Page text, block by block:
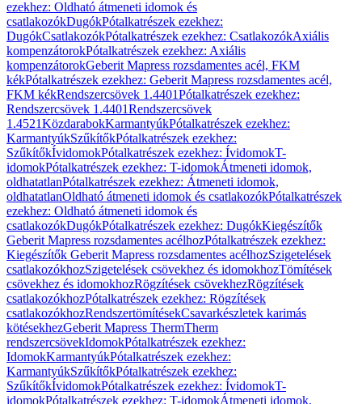
ezekhez: Oldható átmeneti idomok és
csatlakozókDugókPótalkatrészek ezekhez:
DugókCsatlakozókPótalkatrészek ezekhez: CsatlakozókAxiális
kompenzátorokPótalkatrészek ezekhez: Axiális
kompenzátorokGeberit Mapress rozsdamentes acél, FKM
kékPótalkatrészek ezekhez: Geberit Mapress rozsdamentes acél,
FKM kékRendszercsövek 1.4401Pótalkatrészek ezekhez:
Rendszercsövek 1.4401Rendszercsövek
1.4521KözdarabokKarmantyúkPótalkatrészek ezekhez:
KarmantyúkSzűkítőkPótalkatrészek ezekhez:
SzűkítőkÍvidomokPótalkatrészek ezekhez: ÍvidomokT-
idomokPótalkatrészek ezekhez: T-idomokÁtmeneti idomok,
oldhatatlanPótalkatrészek ezekhez: Átmeneti idomok,
oldhatatlanOldható átmeneti idomok és csatlakozókPótalkatrészek
ezekhez: Oldható átmeneti idomok és
csatlakozókDugókPótalkatrészek ezekhez: DugókKiegészítők
Geberit Mapress rozsdamentes acélhozPótalkatrészek ezekhez:
Kiegészítők Geberit Mapress rozsdamentes acélhozSzigetelések
csatlakozókhozSzigetelések csövekhez és idomokhozTömítések
csövekhez és idomokhozRögzítések csövekhezRögzítések
csatlakozókhozPótalkatrészek ezekhez: Rögzítések
csatlakozókhozRendszertömítésekCsavarkészletek karimás
kötésekhezGeberit Mapress ThermTherm
rendszercsövekIdomokPótalkatrészek ezekhez:
IdomokKarmantyúkPótalkatrészek ezekhez:
KarmantyúkSzűkítőkPótalkatrészek ezekhez:
SzűkítőkÍvidomokPótalkatrészek ezekhez: ÍvidomokT-
idomokPótalkatrészek ezekhez: T-idomokÁtmeneti idomok,